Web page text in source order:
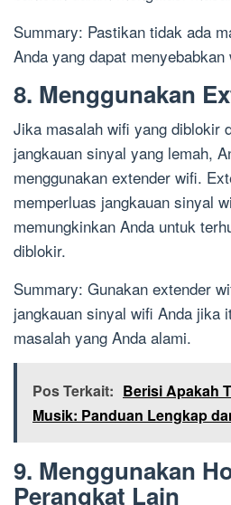
Summary: Pastikan tidak ada
Anda yang dapat
8. Menggunakan
Jika masalah wifi yang diblokir
jangkauan sinyal yang lemah,
menggunakan extender wifi.
memperluas jangkauan sinyal
memungkinkan Anda untuk
diblokir.
Summary: Gunakan extender
jangkauan sinyal wifi Anda jika
masalah yang Anda alami.
Pos Terkait: Berisi Apakah
Musik: Panduan Lengkap
9. Menggunakan
Perangkat Lain